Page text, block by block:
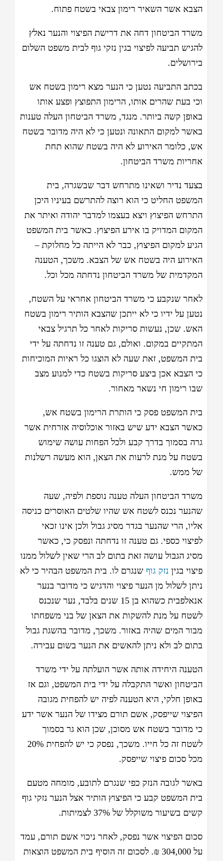
הצבא אשר השאיר רימון צבאי בשטח פתוח.
משרד הביטחון דחה את דרישת הפיצוי והנער נאלץ
להגיש תביעה לפיצוי בגין נזקי גוף לבית משפט השלום
בירושלים.
בכתב התביעה נטען כי הנער מצא רימון בשטח אש
וכי בעת שהרים אותו, הרימון התפוצץ ופצע אותו
באופן קשה ביותר. מנגד, משרד הביטחון העלה טענות
באשר למקום התאונה ונטען כי לא היה מדובר בשטח
אש, כלומר האירוע לא היה בשטח שהוא תחת
אחריות משרד הביטחון.
בצעד נדיר ושאינו מתרחש דבר שבשגרה, בית
המשפט החליט כי הוא רוצה להתרשם בעיניו היכן
התרחש הפיצוץ ויצא בעצמו למדבר יהודה ואיתר את
המקום המדויק בו אירע הפיצוץ. כאשר בית המשפט
הגיע למקום הפיצוץ, כבר לא הייתה כל מחלוקת –
האירוע היה בשטח אש של הצבא. משכך, הטענה
המקדמית של משרד הביטחון נדחתה מכל וכל.
לאחר שנקבע כי משרד הביטחון אחראי על השטח,
נטען על ידיו כי לא ייתכן שהצבא הותיר רימון בשטח
האש. שכן, נעשות סריקות לאחר כל תרגיל צבאי
המתקיים במקום. ואולם, גם טענה זו נדחתה על ידי
בית המשפט, זאת שעה לא הוצגו כל ראיות המוכיחות
כי הצבא אכן ביצע סריקות בשטח כדי למנוע מצב
שבו רימון חי נשאר מאחור.
בית המשפט פסק כי הותרת הרימון בשטח אש,
כאשר הצבא ידע שיש באזור אוכלוסיה אזרחית אשר
גרה בסמוך בדרך קבע ולכל הפחות עושה שימוש
בשטח על מנת לרעות את הצאן, הוא מעשה רשלנות
של ממש.
משרד הביטחון העלה טענה נוספת ולפיה, שעה
שהנער נכנס לשטח אש שהיו שלטים האוסרים כניסה
אליו, הרי שהנער בגדר מסיג גבול ולכן אינו זכאי
לפיצוי כספי. גם טענה זו נדחתה ונפסק כי, כאשר
מסיג הגבול עושה זאת בתום לב הרי שאין לשלול ממנו
פיצוי בגין נזק גוף שנגרם לו. בית המשפט הבהיר כי לא
ניתן לשלול מן הנער פיצוי והדגיש כי מדובר בנער
אנאלפבית כשהוא בן 15 שנים בלבד, נער שנכנס
לשטח על מנת להשקות את הצאן של בני משפחתו
מבור המים שהיה באזור. משכך, מדובר בהשגת גבול
בתום לב ולא ניתן להאשים את הנער בשום עבירה.
הטענה היחידה אותה אשר הועלתה על ידי משרד
הביטחון ואשר התקבלה על ידי בית המשפט, וגם אז
באופן חלקי, היא הטענה לפיה יש להפחית מגובה
הפיצוי שייפסק, אשם תורם מצידו של הנער אשר ידע
כי מדובר בשטח אש מסוכן, שכן הוא גר בסמוך
לשטח זה כל חייו. משכך, נפסק כי יש להפחית 20%
מכל סכום פיצוי שייפסק.
באשר לגובה הנזק כפי שנגרם לתובע, מומחה מטעם
בית המשפט קבע כי הפיצוץ הותיר אצל הנער נזקי גוף
קשים בשיעור משוקלל של 37% לצמיתות.
סכום הפיצוי אשר נפסק, לאחר ניכוי אשם תורם, עמד
על 304,000 ₪. לסכום זה הוסיף בית המשפט הוצאות